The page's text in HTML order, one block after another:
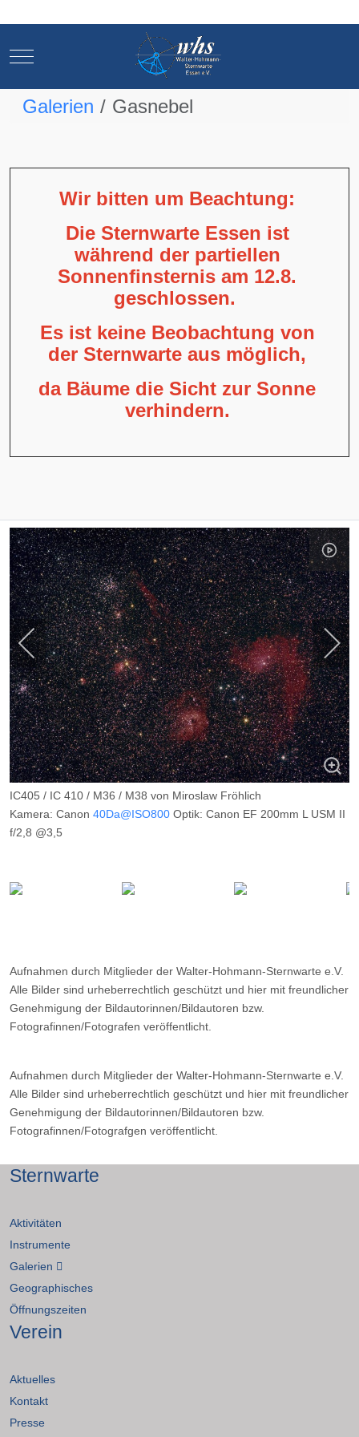
Mobile Menu Toggle
Galerien Gasnebel
Wir bitten um Beachtung:
Die Sternwarte Essen ist
während der partiellen
Sonnenfinsternis am 12.8.
geschlossen.
Es ist keine Beobachtung von
der Sternwarte aus möglich,
da Bäume die Sicht zur Sonne
verhindern.
IC405 / IC 410 / M36 / M38 von Miroslaw Fröhlich
Kamera: Canon 40Da@ISO800 Optik: Canon EF 200mm L USM II
f/2,8 @3,5
Ort: Oberholte (Sauerland)
Aufnahmen durch Mitglieder der Walter-Hohmann-Sternwarte e.V.
Alle Bilder sind urheberrechtlich geschützt und hier mit freundlicher
Genehmigung der Bildautorinnen/Bildautoren bzw.
Fotografinnen/Fotografen veröffentlicht.
Aufnahmen durch Mitglieder der Walter-Hohmann-Sternwarte e.V.
Alle Bilder sind urheberrechtlich geschützt und hier mit freundlicher
Genehmigung der Bildautorinnen/Bildautoren bzw.
Fotografinnen/Fotografgen veröffentlicht.
Sternwarte
Aktivitäten
Instrumente
Galerien
Geographisches
Öffnungszeiten
Verein
Aktuelles
Kontakt
Presse